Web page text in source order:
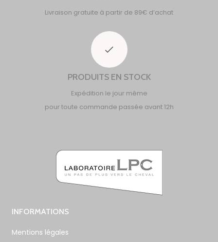
Livraison gratuite à partir de 89€ d’achat
PRODUITS EN STOCK
Expédition le jour même
pour toute commande passée avant 12h
INFORMATIONS
Mentions légales